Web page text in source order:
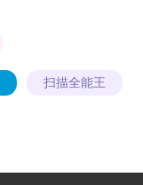
扫描全能王